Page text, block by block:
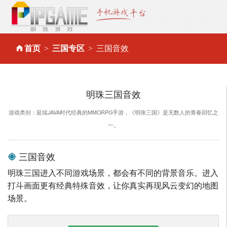
首页 三国专区 三国音效
明珠三国音效
游戏类别：延续JAVA时代经典的MMORPG手游，《明珠三国》是无数人的青春回忆之
一。
三国音效
明珠三国进入不同游戏场景，都会有不同的背景音乐。进入
打斗画面更有经典特殊音效，让你真实再现风云变幻的地图
场景。